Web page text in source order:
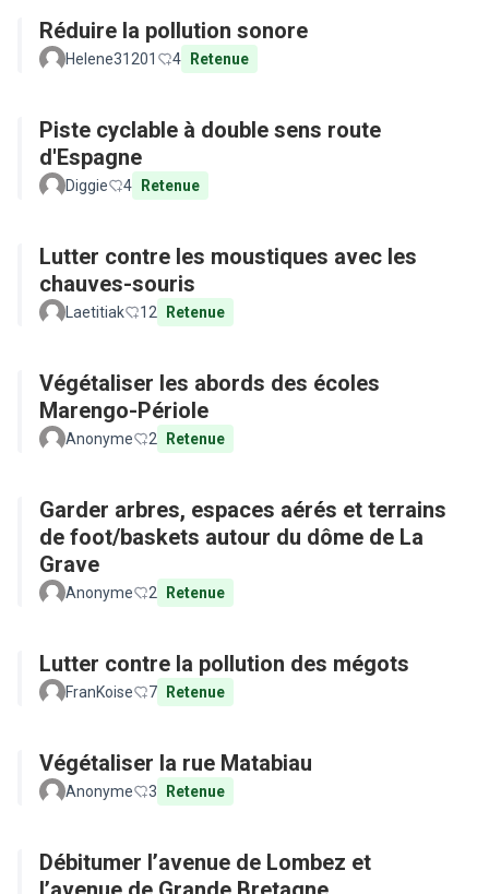
Réduire la pollution sonore
Helene31201 4 Retenue
Piste cyclable à double sens route
d'Espagne
Diggie 4 Retenue
Lutter contre les moustiques avec les
chauves-souris
Laetitiak 12 Retenue
Végétaliser les abords des écoles
Marengo-Périole
Anonyme 2 Retenue
Garder arbres, espaces aérés et terrains
de foot/baskets autour du dôme de La
Grave
Anonyme 2 Retenue
Lutter contre la pollution des mégots
FranKoise 7 Retenue
Végétaliser la rue Matabiau
Anonyme 3 Retenue
Débitumer l’avenue de Lombez et